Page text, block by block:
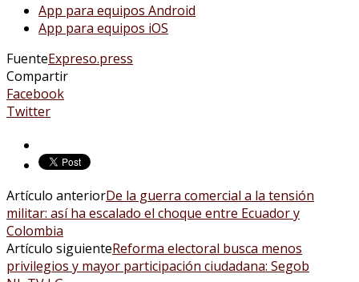
App para equipos Android
App para equipos iOS
FuenteExpreso.press
Compartir
Facebook
Twitter
Artículo anteriorDe la guerra comercial a la tensión
militar: así ha escalado el choque entre Ecuador y
Colombia
Artículo siguienteReforma electoral busca menos
privilegios y mayor participación ciudadana: Segob